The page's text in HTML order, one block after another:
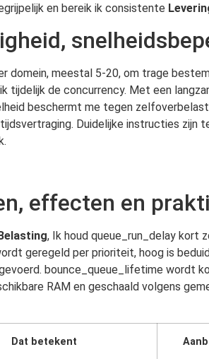
en bereik ik consistente
domein, meestal 5-20, om trage
tijdelijk de concurrency. Met een
beschermt me tegen
Duidelijke instructies zijn
effecten en
Belasting, Ik houd queue_run_delay kort
geregeld per prioriteit, hoog is
bounce_queue_lifetime wordt
RAM en geschaald volgens
Dat betekent